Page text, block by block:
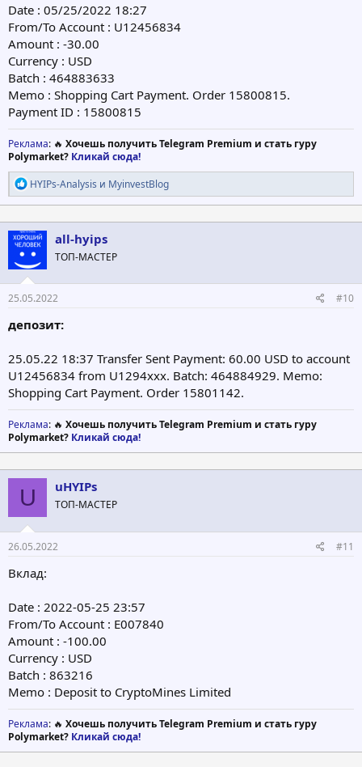
Date : 05/25/2022 18:27
From/To Account : U12456834
Amount : -30.00
Currency : USD
Batch : 464883633
Memo : Shopping Cart Payment. Order 15800815.
Payment ID : 15800815
Реклама: 🔥 Хочешь получить Telegram Premium и стать гуру
Polymarket? Кликай сюда!
Р
е
а
к
ц
и
и
:
HYIPs-Analysis и MyinvestBlog
all-hyips
ТОП-МАСТЕР
25.05.2022 #10
депозит:
25.05.22 18:37 Transfer Sent Payment: 60.00 USD to account
U12456834 from U1294xxx. Batch: 464884929. Memo:
Shopping Cart Payment. Order 15801142.
Реклама: 🔥 Хочешь получить Telegram Premium и стать гуру
Polymarket? Кликай сюда!
U uHYIPs
ТОП-МАСТЕР
26.05.2022 #11
Вклад:
Date : 2022-05-25 23:57
From/To Account : E007840
Amount : -100.00
Currency : USD
Batch : 863216
Memo : Deposit to CryptoMines Limited
Реклама: 🔥 Хочешь получить Telegram Premium и стать гуру
Polymarket? Кликай сюда!